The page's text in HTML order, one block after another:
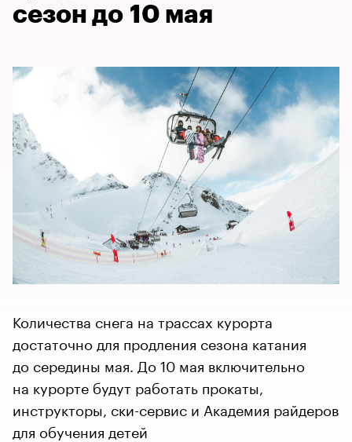
сезон до 10 мая
Количества снега на трассах курорта
достаточно для продления сезона катания
до середины мая. До 10 мая включительно
на курорте будут работать прокаты,
инструкторы, ски-сервис и Академия райдеров
для обучения детей